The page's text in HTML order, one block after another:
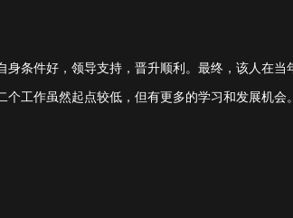
条件好，领导支持，晋升顺利。最终，该人在当
工作虽然起点较低，但有更多的学习和发展机会